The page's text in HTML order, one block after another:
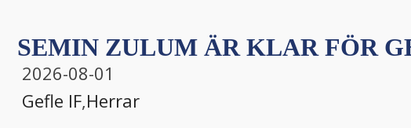
SEMIN ZULUM ÄR KLAR FÖR
2026-08-01
Gefle IF,Herrar